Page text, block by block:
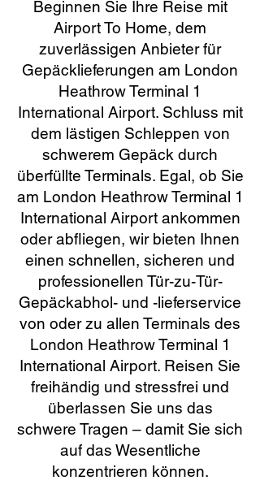
Beginnen Sie Ihre Reise mit
Airport To Home, dem
zuverlässigen Anbieter für
Gepäcklieferungen am London
Heathrow Terminal 1
International Airport. Schluss mit
dem lästigen Schleppen von
schwerem Gepäck durch
überfüllte Terminals. Egal, ob Sie
am London Heathrow Terminal 1
International Airport ankommen
oder abfliegen, wir bieten Ihnen
einen schnellen, sicheren und
professionellen Tür-zu-Tür-
Gepäckabhol- und -lieferservice
von oder zu allen Terminals des
London Heathrow Terminal 1
International Airport. Reisen Sie
freihändig und stressfrei und
überlassen Sie uns das
schwere Tragen – damit Sie sich
auf das Wesentliche
konzentrieren können.